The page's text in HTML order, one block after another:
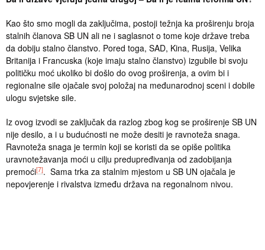
Kao što smo mogli da zaključima, postoji težnja ka proširenju broja
stalnih članova SB UN ali ne i saglasnot o tome koje države treba
da dobiju stalno članstvo. Pored toga, SAD, Kina, Rusija, Velika
Britanija i Francuska (koje imaju stalno članstvo) izgubile bi svoju
političku moć ukoliko bi došlo do ovog proširenja, a ovim bi i
regionalne sile ojačale svoj položaj na međunarodnoj sceni i dobile
ulogu svjetske sile.
Iz ovog izvodi se zaključak da razlog zbog kog se proširenje SB UN
nije desilo, a i u budućnosti ne može desiti je ravnoteža snaga.
Ravnoteža snaga je termin koji se koristi da se opiše politika
uravnotežavanja moći u cilju predupređivanja od zadobijanja
premoći[7]. Sama trka za stalnim mjestom u SB UN ojačala je
nepovjerenje i rivalstva između država na regonalnom nivou.